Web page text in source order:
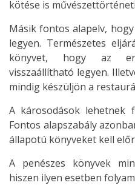
kötése is
Másik fontos alapelv,
legyen. Természetes
könyvet, hogy az
visszaállítható legyen.
mindig készüljön a
A károsodások lehetnek
Fontos alapszabály
állapotú könyveket kell
A penészes könyvek
hiszen ilyen esetben